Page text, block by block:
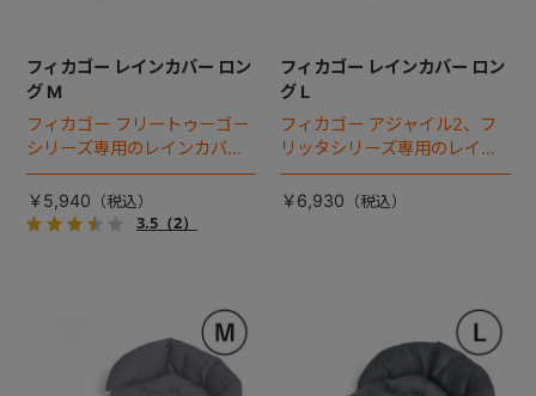
フィカゴー レインカバー ロン
グ M
フィカゴー フリートゥーゴー
シリーズ専用のレインカバ
ー。雨の日のお出かけも安
心。
￥5,940
3.5（2）
フィカゴー レインカバー ロン
グ L
フィカゴー アジャイル2、フ
リッタシリーズ専用のレイン
カバー。雨の日のお出かけも
安心。
￥6,930